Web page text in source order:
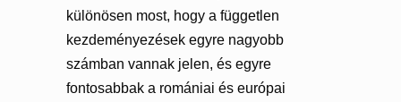
különösen most, hogy a független
kezdeményezések egyre nagyobb
számban vannak jelen, és egyre
fontosabbak a romániai és európai